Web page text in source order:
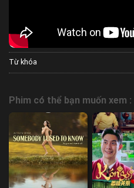
Từ khóa
Phim có thể bạn muốn xem :